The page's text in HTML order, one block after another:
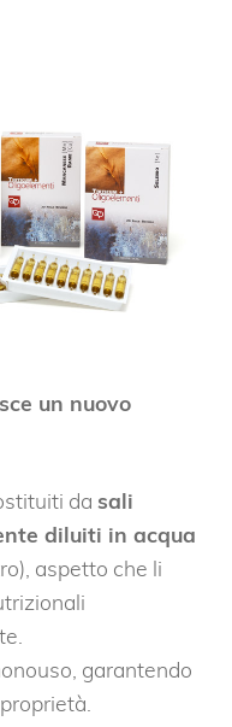
un nuovo
da sali
diluiti in acqua
aspetto che li
garantendo